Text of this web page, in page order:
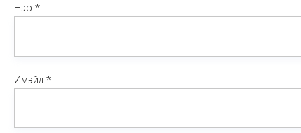
Нэр *
Имэйл *